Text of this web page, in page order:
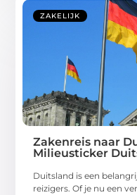
ZAKELIJK
Zakenreis naar
Milieusticker
Duitsland is een
reizigers. Of je nu een